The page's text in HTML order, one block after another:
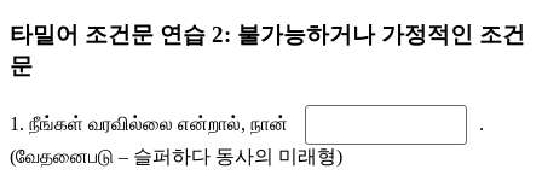
타밀어 조건문 연습 2: 불가능하거나 가정적인 조건
문
1. நீங்கள் வரவில்லை என்றால், நான்
.
(வேதனைபடு – 슬퍼하다 동사의 미래형)